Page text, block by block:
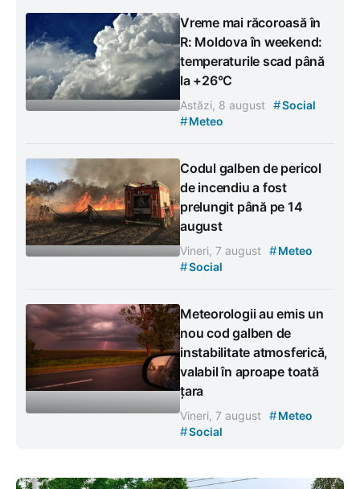
Vreme mai răcoroasă în
R: Moldova în weekend:
temperaturile scad până
la +26°C
Astăzi, 8 august #Social
#Meteo
Codul galben de pericol
de incendiu a fost
prelungit până pe 14
august
Vineri, 7 august #Meteo
#Social
Meteorologii au emis un
nou cod galben de
instabilitate atmosferică,
valabil în aproape toată
țara
Vineri, 7 august #Meteo
#Social